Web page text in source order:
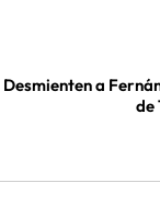
Desmienten a
de